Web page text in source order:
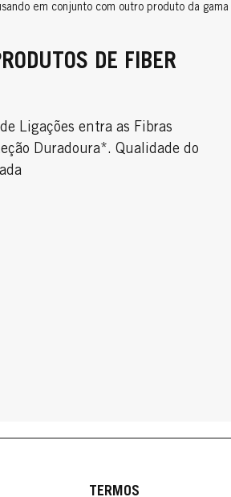
em conjunto com outro produto da
DE FIBER
Ligações entra as Fibras
Duradoura*. Qualidade do
TERMOS